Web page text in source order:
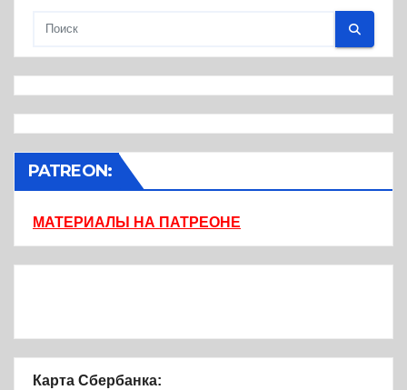
PATREON:
МАТЕРИАЛЫ НА ПАТРЕОНЕ
Карта Сбербанка: